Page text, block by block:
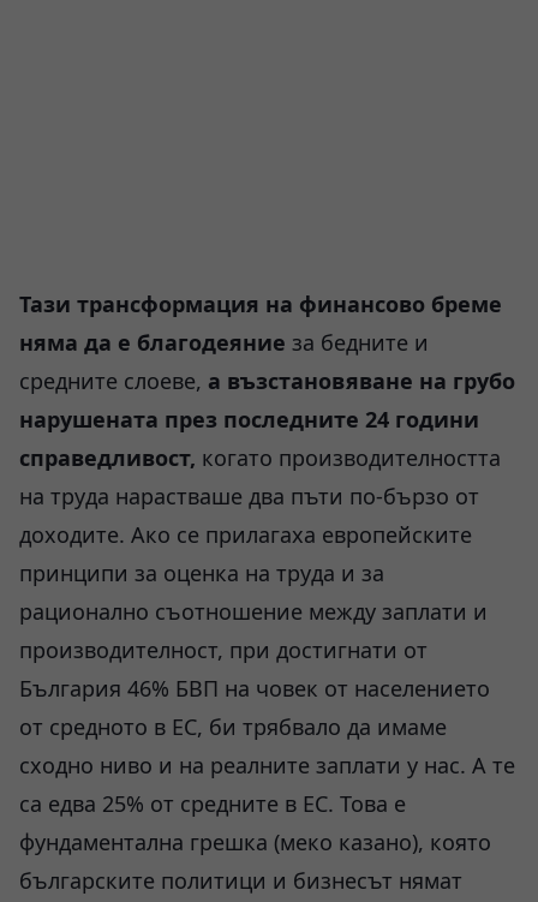
Тази трансформация на финансово бреме
няма да е благодеяние за бедните и
средните слоеве, а възстановяване на грубо
нарушената през последните 24 години
справедливост, когато производителността
на труда нарастваше два пъти по-бързо от
доходите. Ако се прилагаха европейските
принципи за оценка на труда и за
рационално съотношение между заплати и
производителност, при достигнати от
България 46% БВП на човек от населението
от средното в ЕС, би трябвало да имаме
сходно ниво и на реалните заплати у нас. А те
са едва 25% от средните в ЕС. Това е
фундаментална грешка (меко казано), която
българските политици и бизнесът нямат